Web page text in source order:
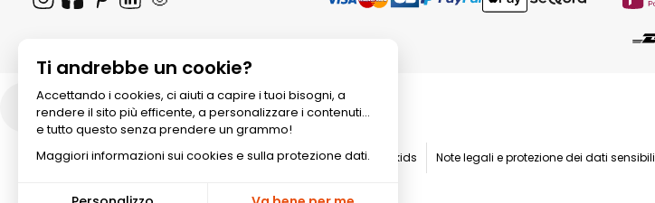
Ti andrebbe un cookie?
Accettando i cookies, ci aiuti a capire i tuoi bisogni, a
rendere il sito più efficente, a personalizzare i contenuti...
e tutto questo senza prendere un grammo!
Maggiori informazioni sui cookies e sulla protezione dati.
Italia
© 2026 All rights reserved. Annikids Note legali e protezione dei dati sensibili